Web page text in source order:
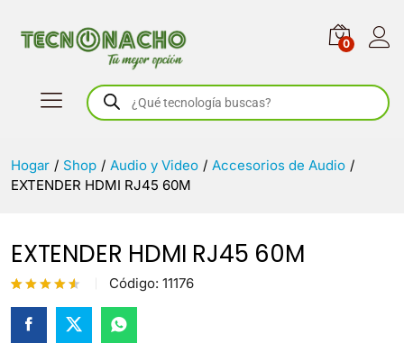
0
Búsqueda
de
productos
Hogar / Shop / Audio y Video / Accesorios de Audio /
EXTENDER HDMI RJ45 60M
EXTENDER HDMI RJ45 60M
Valorado
con
de 5 en
2
Código: 11176